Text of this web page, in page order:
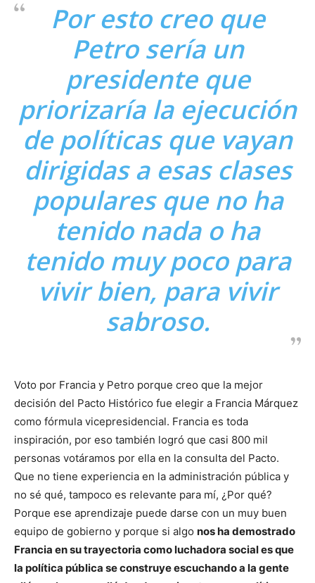
Por esto creo que
Petro sería un
presidente que
priorizaría la ejecución
de políticas que vayan
dirigidas a esas clases
populares que no ha
tenido nada o ha
tenido muy poco para
vivir bien, para vivir
sabroso.
Voto por Francia y Petro porque creo que la mejor
decisión del Pacto Histórico fue elegir a Francia Márquez
como fórmula vicepresidencial. Francia es toda
inspiración, por eso también logró que casi 800 mil
personas votáramos por ella en la consulta del Pacto.
Que no tiene experiencia en la administración pública y
no sé qué, tampoco es relevante para mí, ¿Por qué?
Porque ese aprendizaje puede darse con un muy buen
equipo de gobierno y porque si algo nos ha demostrado
Francia en su trayectoria como luchadora social es que
la política pública se construye escuchando a la gente